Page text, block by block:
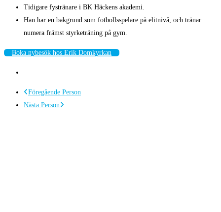
Tidigare fystränare i BK Häckens akademi.
Han har en bakgrund som fotbollsspelare på elitnivå, och tränar
numera främst styrketräning på gym.
Boka nybesök hos Erik Domkyrkan
Föregående Person
Nästa Person